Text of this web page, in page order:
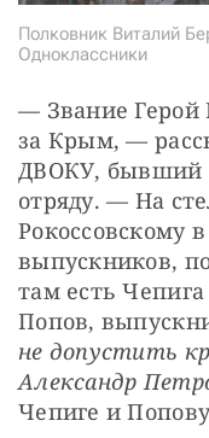
Полковник Виталий
Одноклассники
— Звание Герой
за Крым, —
ДВОКУ, бывший
отряду. — На
Рокоссовскому
выпускников,
там есть
Попов,
не допустить
Александр
Чепиге и